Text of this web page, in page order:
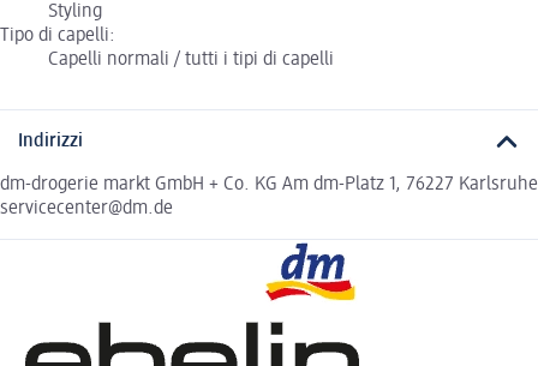
Styling
Tipo di capelli:
Capelli normali / tutti i tipi di capelli
Indirizzi
dm-drogerie markt GmbH + Co. KG Am dm-Platz 1, 76227 Karlsruhe
servicecenter@dm.de